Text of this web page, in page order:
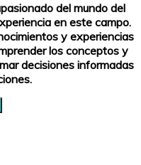
del mundo del
en este campo.
y experiencias
los conceptos y
decisiones informadas